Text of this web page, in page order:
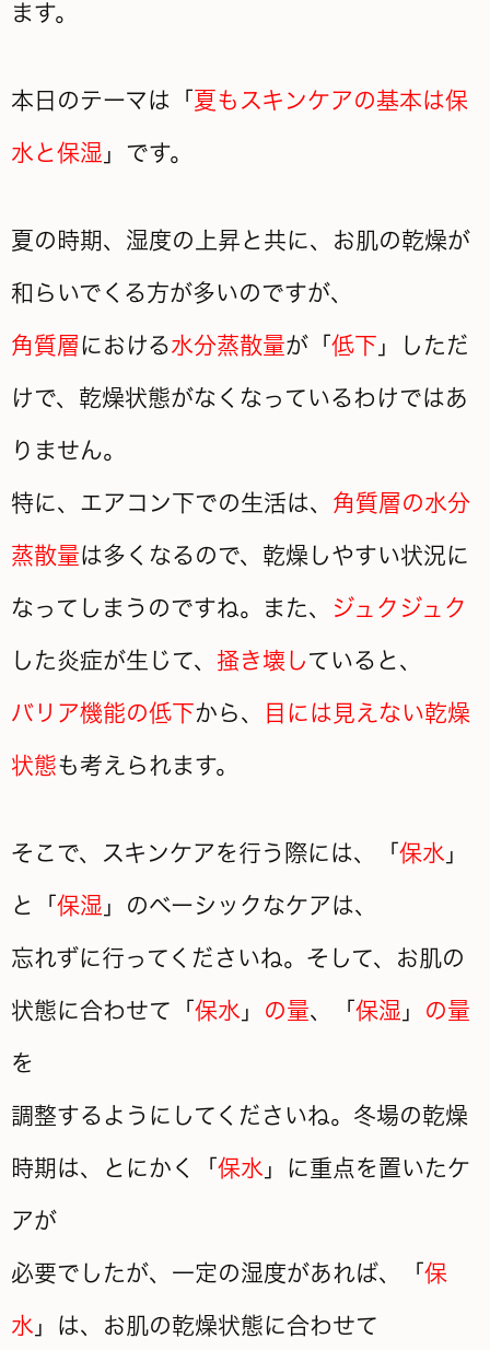
ます。
本日のテーマは「 夏もスキンケアの基本は保
水と保湿 」です。
夏の時期、湿度の上昇と共に、お肌の乾燥が
和らいでくる方が多いのですが、
角質層における水分蒸散量が「 低下 」しただ
けで、乾燥状態がなくなっているわけではあ
りません。
特に、エアコン下での生活は、 角質層の水分
蒸散量は多くなるので、乾燥しやすい状況に
なってしまうのですね。また、 ジュクジュク
した炎症が生じて、 掻き壊していると、
バリア機能の低下から、 目には見えない乾燥
状態も考えられます。
そこで、スキンケアを行う際には、「 保水 」
と「 保湿 」のベーシックなケアは、
忘れずに行ってくださいね。そして、お肌の
状態に合わせて「 保水 」 の量、「 保湿 」 の量
を
調整するようにしてくださいね。冬場の乾燥
時期は、とにかく「 保水 」に重点を置いたケ
アが
必要でしたが、一定の湿度があれば、「 保
水 」は、お肌の乾燥状態に合わせて